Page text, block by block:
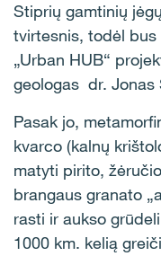
Stiprių gamtinių
tvirtesnis, todėl
„Urban HUB“
geologas dr. Jonas
Pasak jo,
kvarco (kalnų
matyti pirito,
brangaus granato
rasti ir aukso
1000 km. kelią